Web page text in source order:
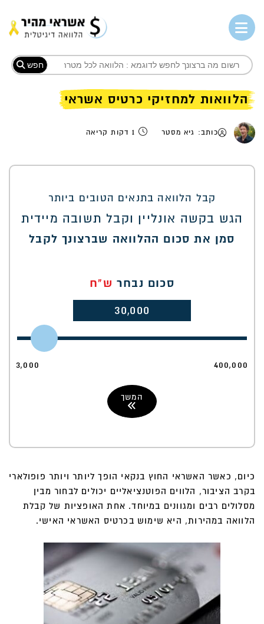
חפש
הלוואות למחזיקי כרטיס אשראי
כותב: גיא מסטר
קבל הלוואה בתנאים הטובים ביותר
הגש בקשה אונליין וקבל תשובה מיידית
סמן את סכום ההלוואה שברצונך לקבל
סכום נבחר ש"ח
30,000
3,000 400,000
המשך
כיום, כאשר האשראי החוץ בנקאי הופך ליותר ויותר פופולארי
בקרב הציבור, הלווים הפוטנציאליים יכולים לבחור מבין
מסלולים רבים ומגוונים במיוחד. אחת האופציות של קבלת
הלוואה במהירות, היא שימוש בכרטיס האשראי האישי.